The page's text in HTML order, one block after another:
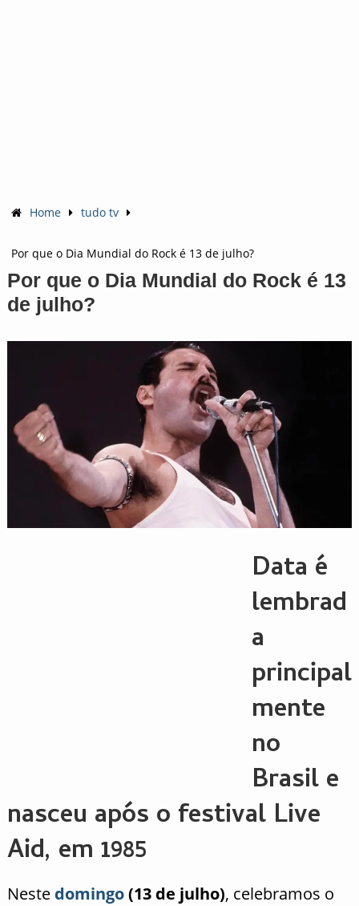
Home tudo tv
Por que o Dia Mundial do Rock é 13 de julho?
Por que o Dia Mundial do Rock é 13
de julho?
Data é
lembrad
a
principal
mente
no
Brasil e
nasceu após o festival Live
Aid, em 1985
Neste domingo(13 de julho), celebramos o